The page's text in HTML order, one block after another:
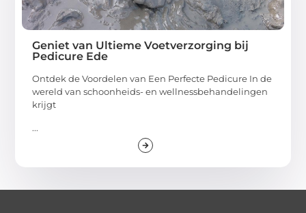
Geniet van Ultieme Voetverzorging bij
Pedicure Ede
Ontdek de Voordelen van Een Perfecte Pedicure In de
wereld van schoonheids- en wellnessbehandelingen
krijgt
...